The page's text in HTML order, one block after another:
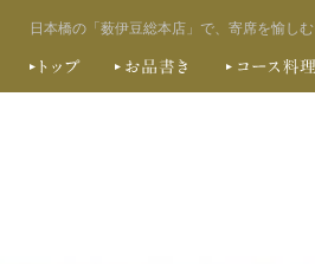
日本橋の「薮伊豆総本店」で、寄席を愉しむ